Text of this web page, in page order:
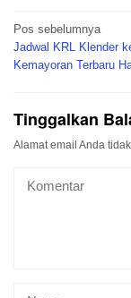
Navigasi
pos
Pos sebelumnya
Jadwal KRL Klender
Kemayoran Terbaru
Tinggalkan
Alamat email Anda